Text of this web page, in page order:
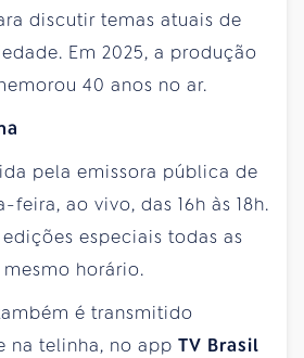
discutir temas atuais de
Em 2025, a produção
40 anos no ar.
pela emissora pública de
feira, ao vivo, das 16h às 18h.
especiais todas as
horário.
é transmitido
na telinha, no app TV Brasil